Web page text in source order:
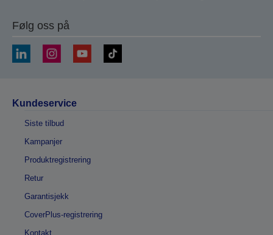
Følg oss på
Kundeservice
Siste tilbud
Kampanjer
Produktregistrering
Retur
Garantisjekk
CoverPlus-registrering
Kontakt